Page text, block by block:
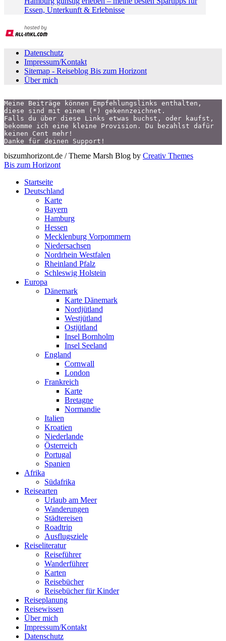
Follow me on Instagram
Essen, Unterkunft & Erlebnisse
Datenschutz
Impressum/Kontakt
Sitemap - Reiseblog Bis zum Horizont
Über mich
Meine Beiträge können Empfehlungslinks enthalten,
diese sind mit einem (*) gekennzeichnet.
Falls du über diese Links etwas buchst, oder kaufst,
bekomme ich eine kleine Provision. Du bezahlst dafür
keinen Cent mehr!
Danke für deinen Support!
biszumhorizont.de / Theme Marsh Blog by Creativ Themes
Bis zum Horizont
Startseite
Deutschland
Karte
Bayern
Hamburg
Hessen
Mecklenburg Vorpommern
Niedersachsen
Nordrhein Westfalen
Rheinland Pfalz
Schleswig Holstein
Europa
Dänemark
Karte Dänemark
Nordjütland
Westjütland
Ostjütland
Insel Bornholm
Insel Seeland
England
Cornwall
London
Frankreich
Karte
Bretagne
Normandie
Italien
Kroatien
Niederlande
Österreich
Portugal
Spanien
Afrika
Südafrika
Reisearten
Urlaub am Meer
Wanderungen
Städtereisen
Roadtrip
Ausflugsziele
Reiseliteratur
Reiseführer
Wanderführer
Karten
Reisebücher
Reisebücher für Kinder
Reiseplanung
Reisewissen
Über mich
Impressum/Kontakt
Datenschutz